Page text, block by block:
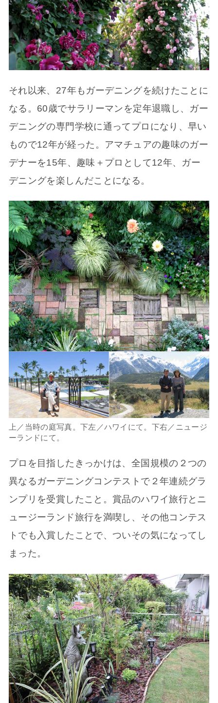
それ以来、27年もガーデニングを続けたことに
なる。60歳でサラリーマンを定年退職し、ガー
デニングの専門学校に通ってプロになり、早い
もので12年が経った。アマチュアの趣味のガー
デナーを15年、趣味＋プロとして12年、ガー
デニングを楽しんだことになる。
上／当時の庭写真。下左／ハワイにて。下右／ニュージ
ーランドにて。
プロを目指したきっかけは、全国規模の２つの
異なるガーデニングコンテストで２年連続グラ
ンプリを受賞したこと。賞品のハワイ旅行とニ
ュージーランド旅行を満喫し、その他コンテス
トでも入賞したことで、ついその気になってし
まった。